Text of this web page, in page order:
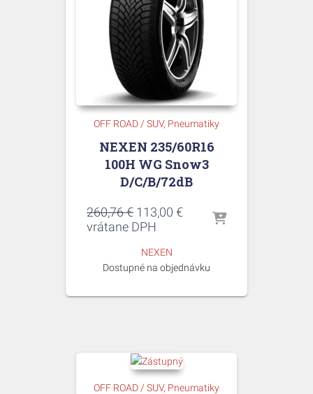
OFF ROAD / SUV Pneumatiky
NEXEN 235/60R16
100H WG Snow3
D/C/B/72dB
260,76€ Pôvodná
cena
260,76 €.
113,00 € Aktuálna
vrátane DPH
NEXEN
Dostupné na objednávku
OFF ROAD / SUV Pneumatiky